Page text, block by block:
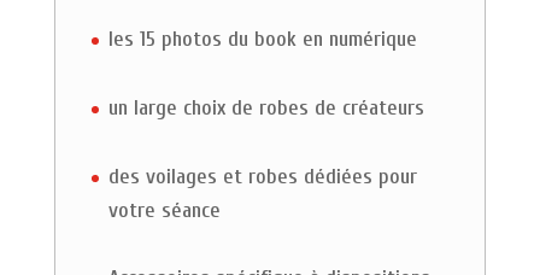
les 15 photos du book en numérique
un large choix de robes de créateurs
des voilages et robes dédiées pour
votre séance